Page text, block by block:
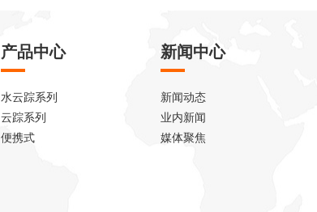
产品中心
水云踪系列
云踪系列
便携式
新闻中心
新闻动态
业内新闻
媒体聚焦